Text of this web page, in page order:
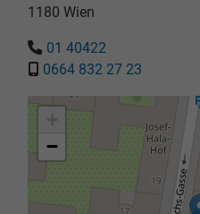
1180 Wien
01 40422
0664 832 27 23
−